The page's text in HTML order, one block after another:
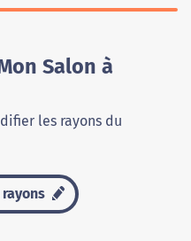
Salon à
les rayons du